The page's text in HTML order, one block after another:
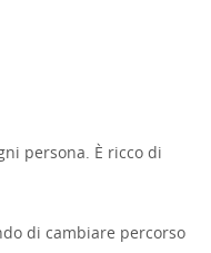
persona. È ricco di
di cambiare percorso